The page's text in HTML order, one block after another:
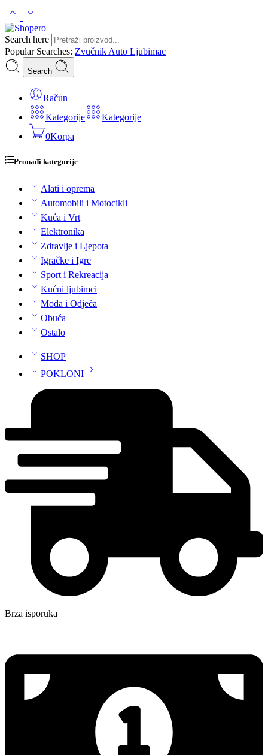
Search here
Popular Searches: Zvučnik Auto Ljubimac
Search
Račun
Kategorije
Kategorije
0Korpa
Pronađi kategorije
Alati i oprema
Automobili i Motocikli
Kuća i Vrt
Elektronika
Zdravlje i Ljepota
Igračke i Igre
Sport i Rekreacija
Kućni ljubimci
Moda i Odjeća
Obuća
Ostalo
SHOP
POKLONI
Brza isporuka